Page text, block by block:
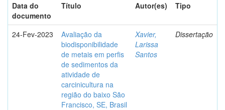
Data do
documento
Título Autor(es) Tipo
24-Fev-2023
Avaliação da
biodisponibilidade
de metais em perfis
de sedimentos da
atividade de
carcinicultura na
região do baixo São
Francisco, SE, Brasil
Xavier,
Larissa
Santos
Dissertação